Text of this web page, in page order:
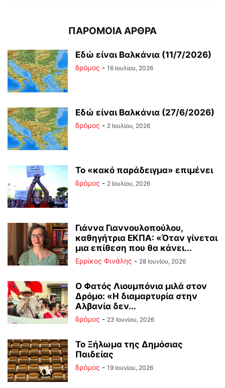
ΠΑΡΟΜΟΙΑ ΑΡΘΡΑ
Εδώ είναι Βαλκάνια (11/7/2026)
δρόμος - 16 Ιουλίου, 2026
Εδώ είναι Βαλκάνια (27/6/2026)
δρόμος - 2 Ιουλίου, 2026
Το «κακό παράδειγμα» επιμένει
δρόμος - 2 Ιουλίου, 2026
Γιάννα Γιαννουλοπούλου,
καθηγήτρια ΕΚΠΑ: «Όταν γίνεται
μια επίθεση που θα κάνει...
Ερρίκος Φινάλης - 28 Ιουνίου, 2026
Ο Φατός Λιουμπόνια μιλά στον
Δρόμο: «Η διαμαρτυρία στην
Αλβανία δεν...
δρόμος - 23 Ιουνίου, 2026
Το Ξήλωμα της Δημόσιας
Παιδείας
δρόμος - 19 Ιουνίου, 2026